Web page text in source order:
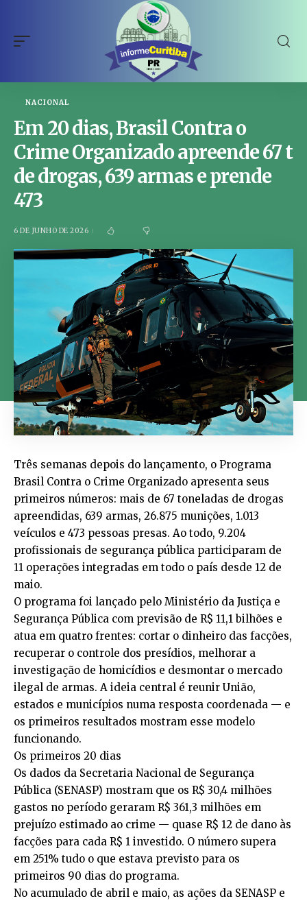
NACIONAL
Em 20 dias, Brasil Contra o
Crime Organizado apreende 67 t
de drogas, 639 armas e prende
473
6 DE JUNHO DE 2026
Três semanas depois do lançamento, o Programa
Brasil Contra o Crime Organizado apresenta seus
primeiros números: mais de 67 toneladas de drogas
apreendidas, 639 armas, 26.875 munições, 1.013
veículos e 473 pessoas presas. Ao todo, 9.204
profissionais de segurança pública participaram de
11 operações integradas em todo o país desde 12 de
maio.
O programa foi lançado pelo Ministério da Justiça e
Segurança Pública com previsão de R$ 11,1 bilhões e
atua em quatro frentes: cortar o dinheiro das facções,
recuperar o controle dos presídios, melhorar a
investigação de homicídios e desmontar o mercado
ilegal de armas. A ideia central é reunir União,
estados e municípios numa resposta coordenada — e
os primeiros resultados mostram esse modelo
funcionando.
Os primeiros 20 dias
Os dados da Secretaria Nacional de Segurança
Pública (SENASP) mostram que os R$ 30,4 milhões
gastos no período geraram R$ 361,3 milhões em
prejuízo estimado ao crime — quase R$ 12 de dano às
facções para cada R$ 1 investido. O número supera
em 251% tudo o que estava previsto para os
primeiros 90 dias do programa.
No acumulado de abril e maio, as ações da SENASP e